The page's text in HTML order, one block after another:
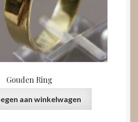
Gouden Ring
aan winkelwagen